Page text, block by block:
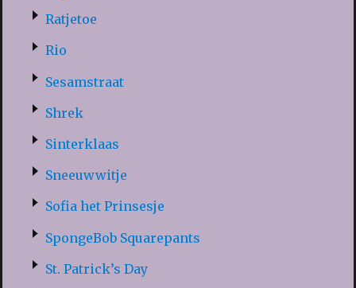
Ratjetoe
Rio
Sesamstraat
Shrek
Sinterklaas
Sneeuwwitje
Sofia het Prinsesje
SpongeBob Squarepants
St. Patrick’s Day